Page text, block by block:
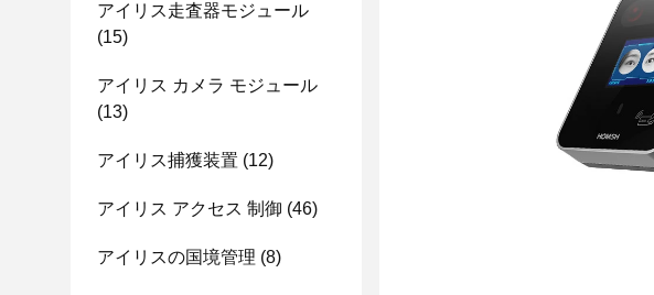
アイリス走査器モジュール
(15)
アイリス カメラ モジュール
(13)
アイリス捕獲装置 (12)
アイリス アクセス 制御 (46)
アイリスの国境管理 (8)